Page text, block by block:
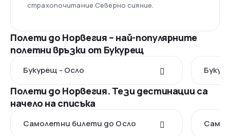
страхопочитание Северно сияние.
Полети до Норвегия – най-популярните
полетни връзки от Букурещ
Букурещ - Осло
Полети до Норвегия. Тези дестинации са
начело на списъка
Самолетни билети до Осло